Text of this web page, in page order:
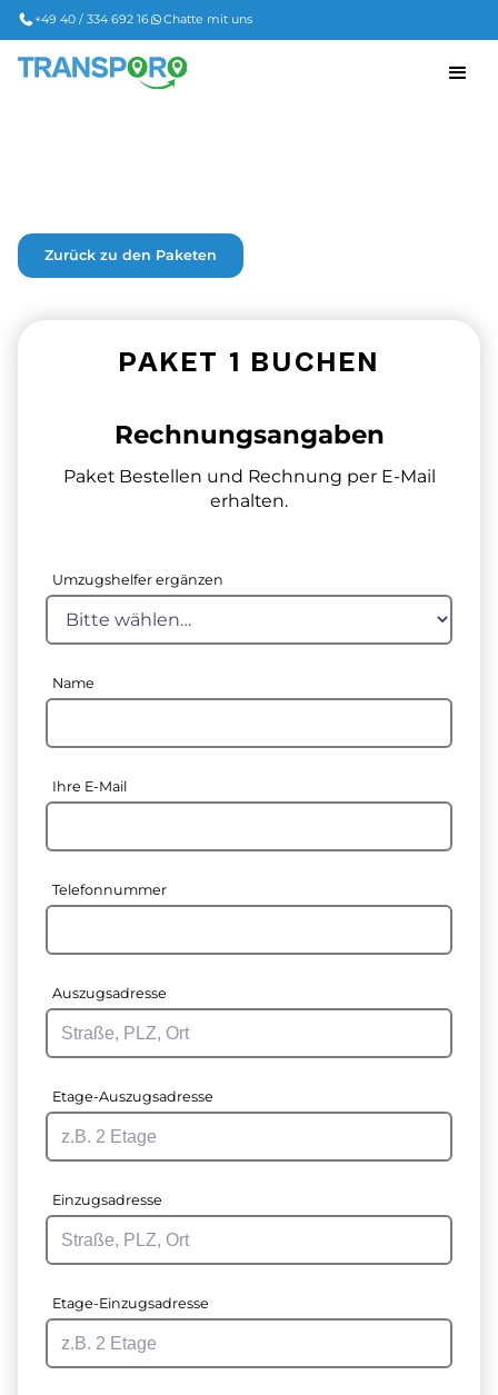
+49 40 / 334 692 16 Chatte mit uns
Zurück zu den Paketen
PAKET 1 BUCHEN
Rechnungsangaben
Paket Bestellen und Rechnung per E-Mail
erhalten.
Umzugshelfer ergänzen
Name
Ihre E-Mail
Telefonnummer
Auszugsadresse
Etage-Auszugsadresse
Einzugsadresse
Etage-Einzugsadresse